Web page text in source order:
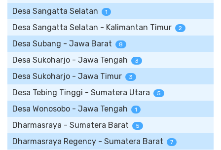
Desa Sangatta Selatan 1
Desa Sangatta Selatan - Kalimantan Timur 2
Desa Subang - Jawa Barat 8
Desa Sukoharjo - Jawa Tengah 3
Desa Sukoharjo - Jawa Timur 3
Desa Tebing Tinggi - Sumatera Utara 5
Desa Wonosobo - Jawa Tengah 1
Dharmasraya - Sumatera Barat 5
Dharmasraya Regency - Sumatera Barat 7